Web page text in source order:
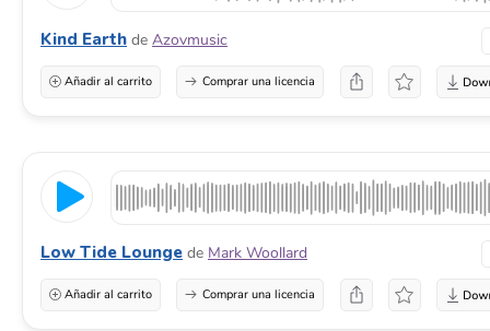
Kind Earth de Azovmusic
Añadir al carrito Comprar una licencia
Low Tide Lounge de Mark Woollard
Añadir al carrito Comprar una licencia